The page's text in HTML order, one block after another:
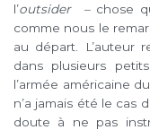
l’outsider – chose
comme nous le
au départ. L’auteur
dans plusieurs
l’armée américaine
n’a jamais été le cas
doute à ne pas